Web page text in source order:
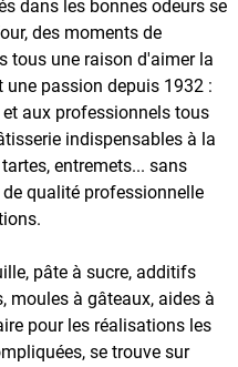
dans les bonnes odeurs se
des moments de
tous une raison d'aimer la
une passion depuis 1932 :
aux professionnels tous
indispensables à la
entremets... sans
qualité professionnelle
pâte à sucre, additifs
moules à gâteaux, aides à
pour les réalisations les
se trouve sur